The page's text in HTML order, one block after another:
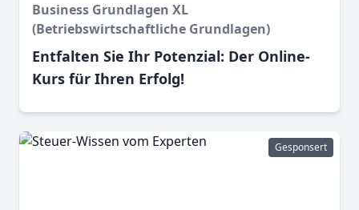
Business Grundlagen XL
(Betriebswirtschaftliche Grundlagen)
Entfalten Sie Ihr Potenzial: Der Online-
Kurs für Ihren Erfolg!
Gesponsert